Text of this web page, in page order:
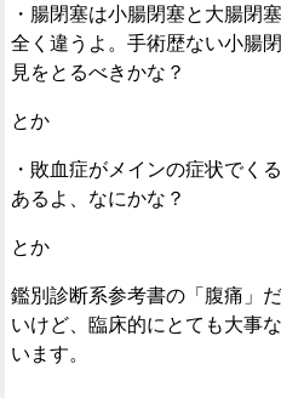
・腸閉塞は小腸閉塞と大腸閉
全く違うよ。手術歴ない小腸
見をとるべきかな？
とか
・敗血症がメインの症状でく
あるよ、なにかな？
とか
鑑別診断系参考書の「腹痛」
いけど、臨床的にとても大事
います。